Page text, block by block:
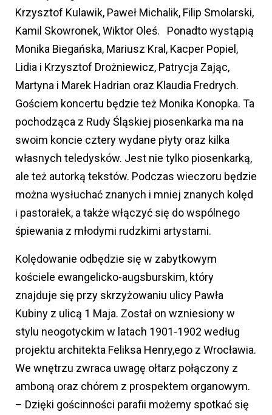
Krzysztof Kulawik, Paweł Michalik, Filip Smolarski,
Kamil Skowronek, Wiktor Oleś. Ponadto wystąpią
Monika Biegańska, Mariusz Kral, Kacper Popiel,
Lidia i Krzysztof Drożniewicz, Patrycja Zając,
Martyna i Marek Hadrian oraz Klaudia Fredrych.
Gościem koncertu będzie też Monika Konopka. Ta
pochodząca z Rudy Śląskiej piosenkarka ma na
swoim koncie cztery wydane płyty oraz kilka
własnych teledysków. Jest nie tylko piosenkarką,
ale też autorką tekstów. Podczas wieczoru będzie
można wysłuchać znanych i mniej znanych kolęd
i pastorałek, a także włączyć się do wspólnego
śpiewania z młodymi rudzkimi artystami.
Kolędowanie odbędzie się w zabytkowym
kościele ewangelicko-augsburskim, który
znajduje się przy skrzyżowaniu ulicy Pawła
Kubiny z ulicą 1 Maja. Został on wzniesiony w
stylu neogotyckim w latach 1901-1902 według
projektu architekta Feliksa Henry,ego z Wrocławia.
We wnętrzu zwraca uwagę ołtarz połączony z
amboną oraz chórem z prospektem organowym.
– Dzięki gościnności parafii możemy spotkać się